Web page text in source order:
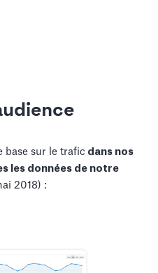
base sur le trafic dans nos
les données de notre
2018) :